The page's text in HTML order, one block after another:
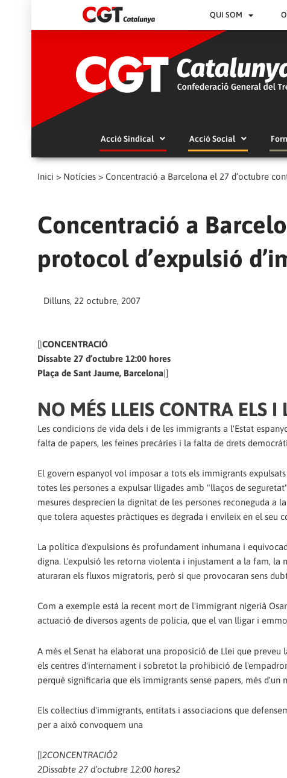
QUI SOM
Acció Sindical Acció Social
Inici > Notícies > Concentració a Barcelona el 27 d’octubre
Concentració a
protocol d’expulsió
Dilluns, 22 octubre, 2007
[|CONCENTRACIÓ
Dissabte 27 d’octubre 12:00 hores
Plaça de Sant Jaume, Barcelona|]
NO MÉS LLEIS CONTRA ELS
Les condicions de vida dels i de les immigrants a l'Estat
falta de papers, les feines precàries i la falta de drets
El govern espanyol vol imposar a tots els immigrants
totes les persones a expulsar lligades amb "llaços de
mesures desprecien la dignitat de les persones reconeguda a
que tolera aquestes pràctiques es degrada i envileix en el seu
La política d'expulsions és profundament inhumana i
digna. L'expulsió les retorna violenta i injustament a la fam, la
aturaran els fluxos migratoris, però sí que provocaran sens
Com a exemple està la recent mort de l'immigrant nigerià
actuació de diversos agents de policia, que el van lligar i
A més el Senat ha elaborat una proposició de Llei que
els centres d'internament i sobretot la prohibició de
perquè significaria que els immigrants sense papers, més
Els col·lectius d'immigrants, entitats i associacions que
per a això convoquem una
[|2CONCENTRACIÓ2
2Dissabte 27 d’octubre 12:00 hores2